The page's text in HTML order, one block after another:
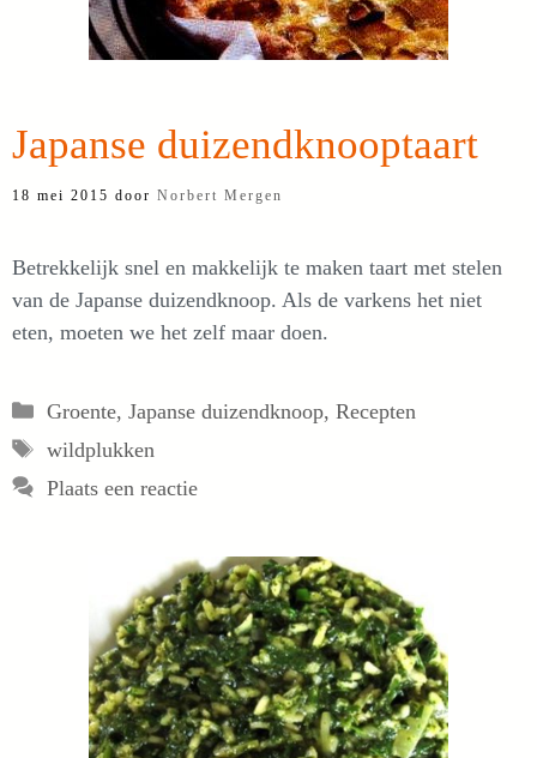
Japanse duizendknooptaart
18 mei 2015 door Norbert Mergen
Betrekkelijk snel en makkelijk te maken taart met stelen
van de Japanse duizendknoop. Als de varkens het niet
eten, moeten we het zelf maar doen.
Categorieën
Groente, Japanse duizendknoop, Recepten
Tags
wildplukken
Plaats een reactie